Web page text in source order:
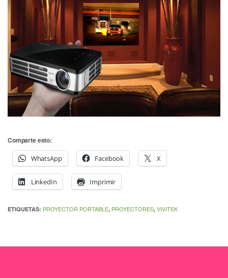
Comparte esto:
WhatsApp
Facebook X
LinkedIn Imprimir
ETIQUETAS: PROYECTOR PORTABLE, PROYECTORES, VIVITEK